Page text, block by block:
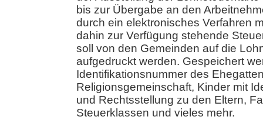
bis zur Übergabe an den
durch ein elektronisches Verfahren
dahin zur Verfügung stehende
soll von den Gemeinden auf die
aufgedruckt werden. Gespeichert
Identifikationsnummer des
Religionsgemeinschaft, Kinder mit
und Rechtsstellung zu den Eltern,
Steuerklassen und vieles mehr.